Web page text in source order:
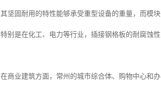
其坚固耐用的特性能够承受重型设备的重量，而模
特别是在化工、电力等行业，插接钢格板的耐腐蚀
在商业建筑方面，常州的城市综合体、购物中心和